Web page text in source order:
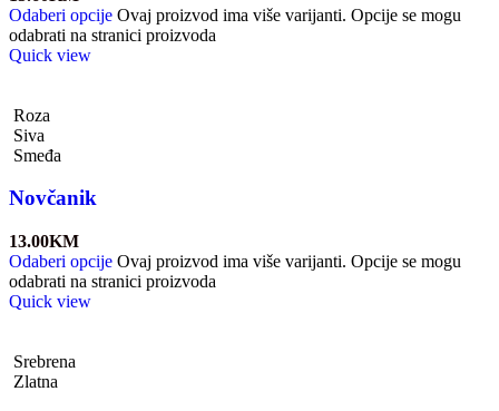
Odaberi opcije Ovaj proizvod ima više varijanti. Opcije se mogu
odabrati na stranici proizvoda
Quick view
Roza
Siva
Smeđa
Novčanik
13.00KM
Odaberi opcije Ovaj proizvod ima više varijanti. Opcije se mogu
odabrati na stranici proizvoda
Quick view
Srebrena
Zlatna